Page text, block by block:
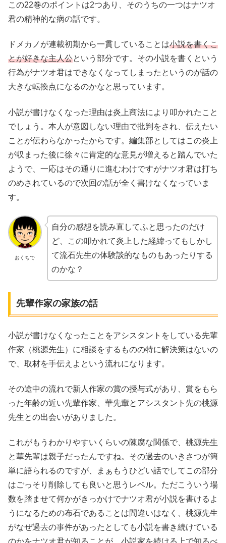
この22巻のポイントは2つあり、そのうちの一つはナツオ
君の精神的な病の話です。
ドメカノが連載初期から一貫していることは小説を書くこ
とが好きな主人公という部分です。その小説を書くという
行為がナツオ君はできなくなってしまったというのが話の
大きな転換点になるのかなと思っています。
小説が書けなくなった理由は炎上商法により叩かれたこと
でしょう。本人が意図しない理由で批判をされ、伝えたい
ことが伝わらなかったからです。編集部としてはこの炎上
が収まった後に徐々に肯定的な意見が増えると踏んでいた
ようで、一応はその通りに進むわけですがナツオ君は打ち
のめされているので次回の話が全く書けなくなっていま
す。
おくちで
自分の感想を読み直してふと思ったのだけ
ど、この叩かれて炎上した経緯ってもしかし
て流石先生の体験談的なものもあったりする
のかな？
先輩作家の家族の話
小説が書けなくなったことをアシスタントをしている先輩
作家（桃源先生）に相談をするものの特に解決策はないの
で、取材を手伝えよという流れになります。
その途中の流れで新人作家の賞の授与式があり、賞をもら
った年齢の近い先輩作家、華先輩とアシスタント先の桃源
先生との出会いがありました。
これがもうわかりやすいくらいの陳腐な関係で、桃源先生
と華先輩は親子だったんですね。その過去のいきさつが簡
単に語られるのですが、まぁもうひどい話でしてこの部分
はごっそり削除しても良いと思うレベル。ただこういう場
数を踏ませて何かがきっかけでナツオ君が小説を書けるよ
うになるための布石であることは間違いはなく、桃源先生
がなぜ過去の事件があったとしても小説を書き続けている